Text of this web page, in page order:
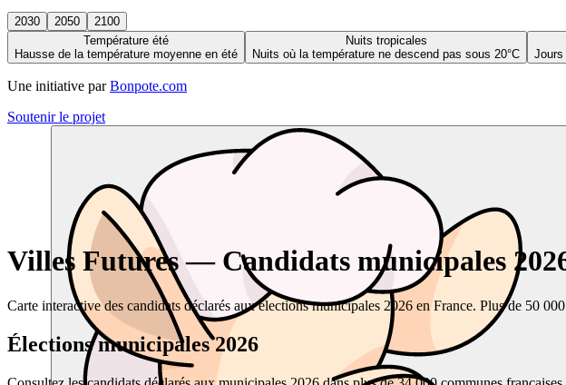
2030 2050
2100
Température été
Hausse de la température moyenne en été
Nuits tropicales
Nuits où la température ne descend pas sous 20°C
Jours
Une initiative par Bonpote.com
Soutenir le projet
Villes Futures — Candidats municipales
Carte interactive des candidats déclarés aux élections municipales 2026 en France. Plus de 50
Élections municipales 2026